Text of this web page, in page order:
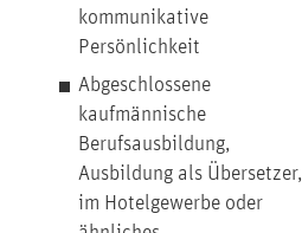
kommunikative
Persönlichkeit
Abgeschlossene
kaufmännische
Berufsausbildung,
Ausbildung als Übersetzer,
im Hotelgewerbe oder